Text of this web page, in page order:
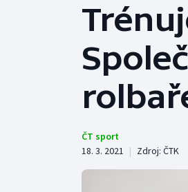
Hokej
Tenis
ČT sport
18. 3. 2021 | Zdroj: ČTK